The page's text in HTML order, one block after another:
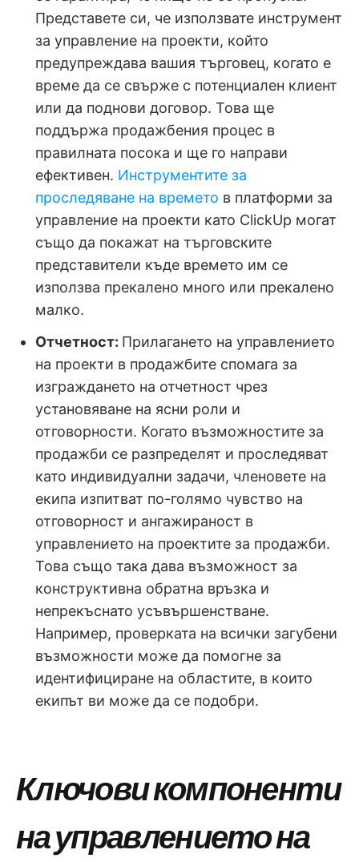
Представете си, че използвате инструмент
за управление на проекти, който
предупреждава вашия търговец, когато е
време да се свърже с потенциален клиент
или да поднови договор. Това ще
поддържа продажбения процес в
правилната посока и ще го направи
ефективен. Инструментите за
проследяване на времето в платформи за
управление на проекти като ClickUp могат
също да покажат на търговските
представители къде времето им се
използва прекалено много или прекалено
малко.
Отчетност: Прилагането на управлението
на проекти в продажбите спомага за
изграждането на отчетност чрез
установяване на ясни роли и
отговорности. Когато възможностите за
продажби се разпределят и проследяват
като индивидуални задачи, членовете на
екипа изпитват по-голямо чувство на
отговорност и ангажираност в
управлението на проектите за продажби.
Това също така дава възможност за
конструктивна обратна връзка и
непрекъснато усъвършенстване.
Например, проверката на всички загубени
възможности може да помогне за
идентифициране на областите, в които
екипът ви може да се подобри.
Ключови компоненти
на управлението на